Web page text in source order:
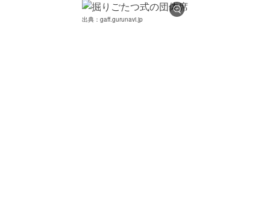
出典：gaff.gurunavi.jp